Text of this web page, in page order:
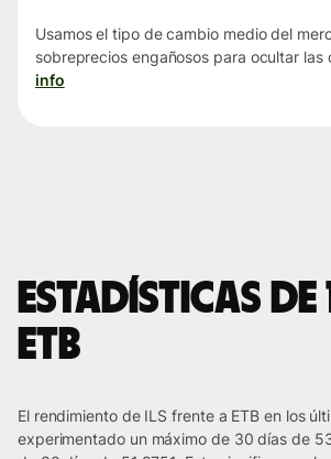
Usamos el tipo de cambio medio del
sobreprecios engañosos para ocultar las
info
Estadísticas de
ETB
El rendimiento de ILS frente a ETB en los
experimentado un máximo de 30 días de